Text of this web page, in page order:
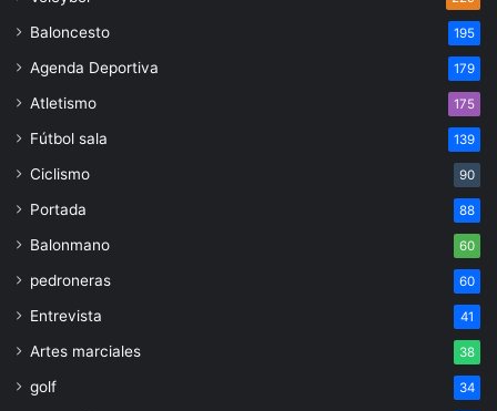
Baloncesto 195
Agenda Deportiva 179
Atletismo 175
Fútbol sala 139
Ciclismo 90
Portada 88
Balonmano 60
pedroneras 60
Entrevista 41
Artes marciales 38
golf 34